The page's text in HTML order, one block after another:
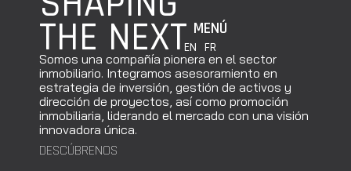
MENÚ
EN FR
THE NEXT
Somos una compañía pionera en el sector
inmobiliario. Integramos asesoramiento en
estrategia de inversión, gestión de activos y
dirección de proyectos, así como promoción
inmobiliaria, liderando el mercado con una visión
innovadora única.
DESCÚBRENOS